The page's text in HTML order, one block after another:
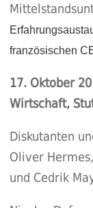
französischen
17. Oktober
Wirtschaft,
Diskutanten
Oliver
und Cedrik